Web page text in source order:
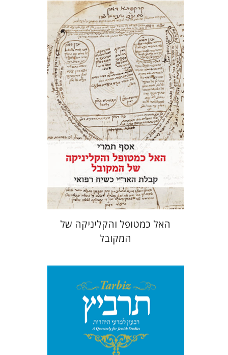
אסף תמרי
הנחת אתר ספר מודפס
$46
$41
האל כמטופל והקליניקה של
המקובל
מיכאל סיגל יהונתן גארב